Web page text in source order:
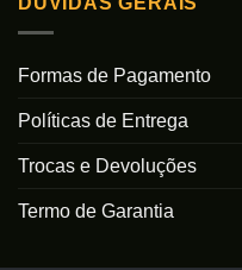
Formas de Pagamento
Políticas de Entrega
Trocas e Devoluções
Termo de Garantia